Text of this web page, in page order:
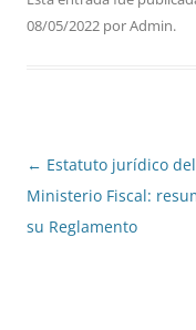
08/05/2022 porAdmin.
Navegación
de
entradas
← Estatuto jurídico del
Ministerio Fiscal:
su Reglamento